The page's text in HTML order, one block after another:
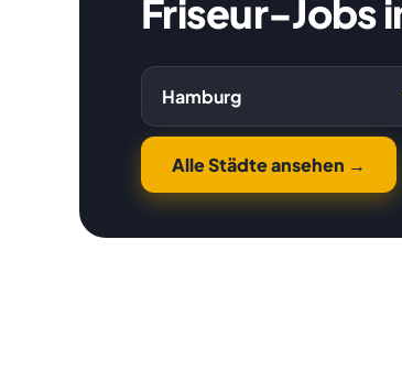
Friseur-Jobs
Hamburg
Alle Städte ansehen →